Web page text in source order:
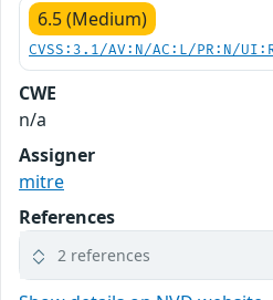
6.5 (Medium)
CVSS:3.1/AV:N/AC:L/PR:N/
CWE
n/a
Assigner
mitre
References
2 references